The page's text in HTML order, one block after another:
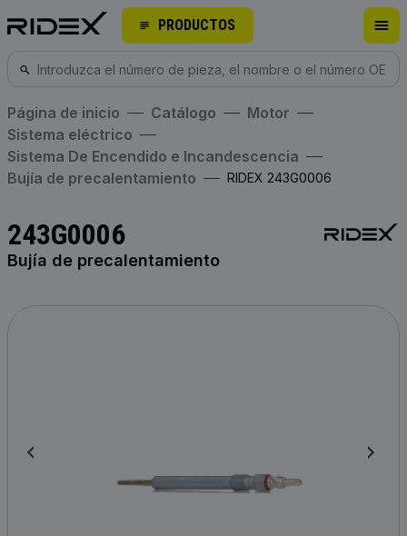
PRODUCTOS
Página de inicio Catálogo
Motor
Sistema eléctrico
Sistema De Encendido e Incandescencia
Bujía de precalentamiento
RIDEX 243G0006
243G0006
Bujía de precalentamiento